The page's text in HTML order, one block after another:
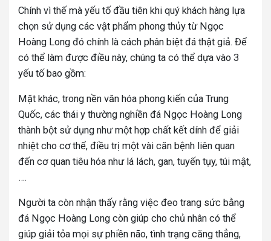
Chính vì thế mà yếu tố đầu tiên khi quý khách hàng lựa
chọn sử dụng các vật phẩm phong thủy từ Ngọc
Hoàng Long đó chính là cách phân biệt đá thật giả. Để
có thể làm được điều này, chúng ta có thể dựa vào 3
yếu tố bao gồm:
Mặt khác, trong nền văn hóa phong kiến của Trung
Quốc, các thái y thường nghiền đá Ngọc Hoàng Long
thành bột sử dụng như một hợp chất kết dính để giải
nhiệt cho cơ thể, điều trị một vài căn bệnh liên quan
đến cơ quan tiêu hóa như lá lách, gan, tuyến tụy, túi mật,
….
Người ta còn nhận thấy rằng việc đeo trang sức bằng
đá Ngọc Hoàng Long còn giúp cho chủ nhân có thể
giúp giải tỏa mọi sự phiền não, tình trạng căng thẳng,